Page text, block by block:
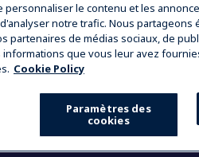
personnaliser le contenu et les
notre trafic. Nous
partenaires de médias sociaux, de
que vous leur avez
Cookie Policy
Paramètres des
cookies